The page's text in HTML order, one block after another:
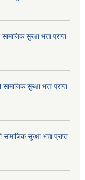
सुरक्षा भत्ता प्राप्त
सुरक्षा भत्ता प्राप्त
सुरक्षा भत्ता प्राप्त